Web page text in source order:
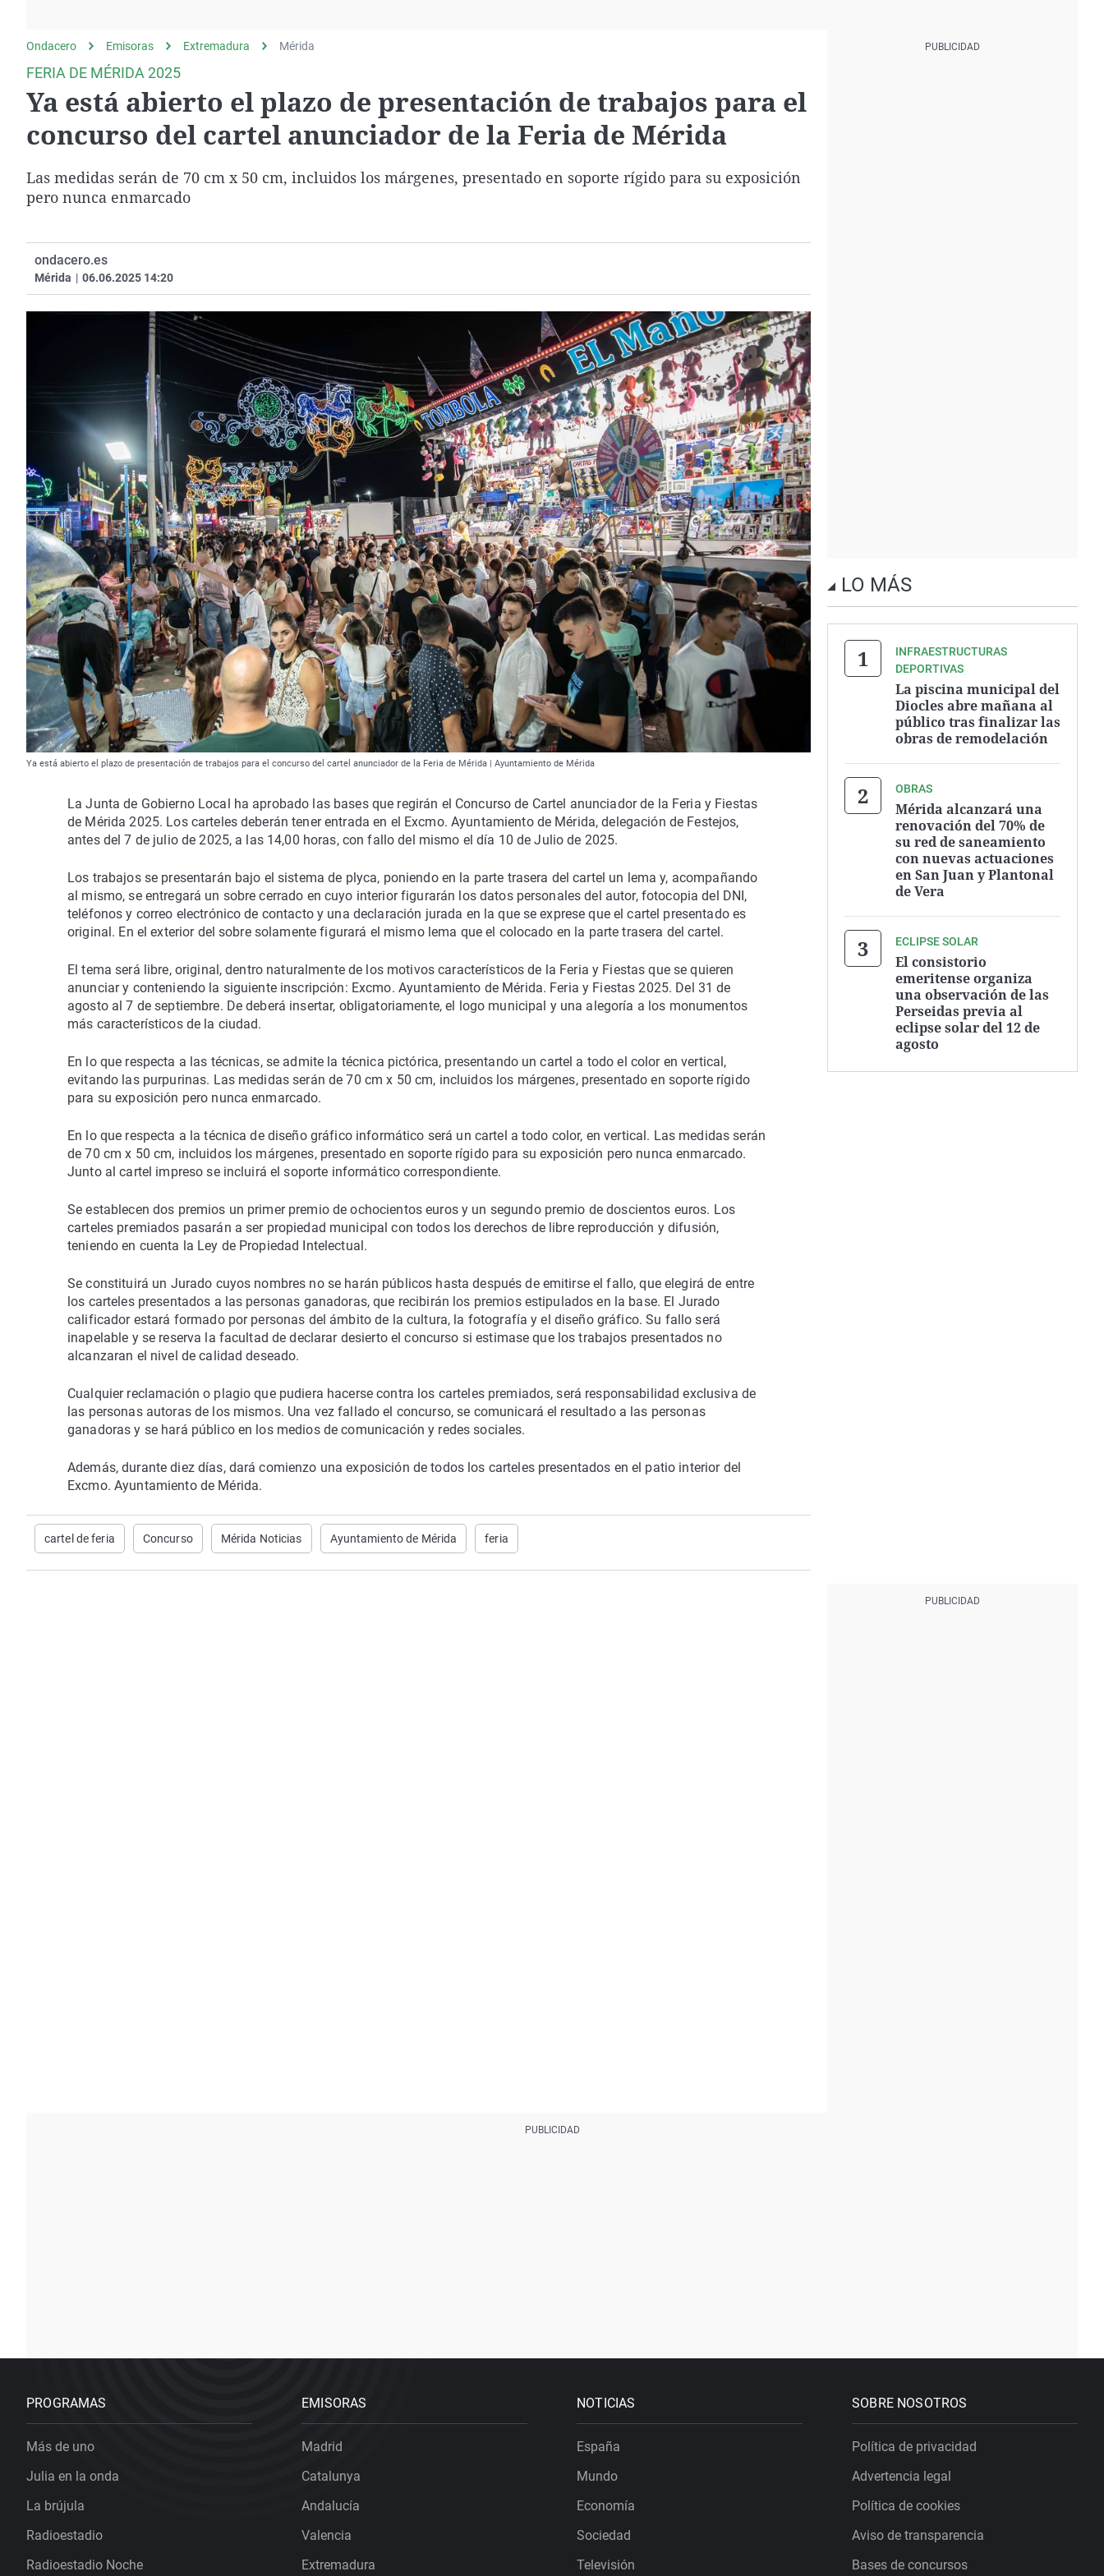
gato
Operación Viuda
Negra
Ondacero Emisoras Extremadura Mérida
FERIA DE MÉRIDA 2025
Ya está abierto el plazo de presentación de trabajos para el
concurso del cartel anunciador de la Feria de Mérida
Las medidas serán de 70 cm x 50 cm, incluidos los márgenes, presentado en soporte rígido para su exposición
pero nunca enmarcado
ondacero.es
Mérida | 06.06.2025 14:20
Ya está abierto el plazo de presentación de trabajos para el concurso del cartel anunciador de la Feria de Mérida | Ayuntamiento de Mérida
La Junta de Gobierno Local ha aprobado las bases que regirán el Concurso de Cartel anunciador de la Feria y Fiestas
de Mérida 2025. Los carteles deberán tener entrada en el Excmo. Ayuntamiento de Mérida, delegación de Festejos,
antes del 7 de julio de 2025, a las 14,00 horas, con fallo del mismo el día 10 de Julio de 2025.
Los trabajos se presentarán bajo el sistema de plyca, poniendo en la parte trasera del cartel un lema y, acompañando
al mismo, se entregará un sobre cerrado en cuyo interior figurarán los datos personales del autor, fotocopia del DNI,
teléfonos y correo electrónico de contacto y una declaración jurada en la que se exprese que el cartel presentado es
original. En el exterior del sobre solamente figurará el mismo lema que el colocado en la parte trasera del cartel.
El tema será libre, original, dentro naturalmente de los motivos característicos de la Feria y Fiestas que se quieren
anunciar y conteniendo la siguiente inscripción: Excmo. Ayuntamiento de Mérida. Feria y Fiestas 2025. Del 31 de
agosto al 7 de septiembre. De deberá insertar, obligatoriamente, el logo municipal y una alegoría a los monumentos
más característicos de la ciudad.
En lo que respecta a las técnicas, se admite la técnica pictórica, presentando un cartel a todo el color en vertical,
evitando las purpurinas. Las medidas serán de 70 cm x 50 cm, incluidos los márgenes, presentado en soporte rígido
para su exposición pero nunca enmarcado.
En lo que respecta a la técnica de diseño gráfico informático será un cartel a todo color, en vertical. Las medidas serán
de 70 cm x 50 cm, incluidos los márgenes, presentado en soporte rígido para su exposición pero nunca enmarcado.
Junto al cartel impreso se incluirá el soporte informático correspondiente.
Se establecen dos premios un primer premio de ochocientos euros y un segundo premio de doscientos euros. Los
carteles premiados pasarán a ser propiedad municipal con todos los derechos de libre reproducción y difusión,
teniendo en cuenta la Ley de Propiedad Intelectual.
Se constituirá un Jurado cuyos nombres no se harán públicos hasta después de emitirse el fallo, que elegirá de entre
los carteles presentados a las personas ganadoras, que recibirán los premios estipulados en la base. El Jurado
calificador estará formado por personas del ámbito de la cultura, la fotografía y el diseño gráfico. Su fallo será
inapelable y se reserva la facultad de declarar desierto el concurso si estimase que los trabajos presentados no
alcanzaran el nivel de calidad deseado.
Cualquier reclamación o plagio que pudiera hacerse contra los carteles premiados, será responsabilidad exclusiva de
las personas autoras de los mismos. Una vez fallado el concurso, se comunicará el resultado a las personas
ganadoras y se hará público en los medios de comunicación y redes sociales.
Además, durante diez días, dará comienzo una exposición de todos los carteles presentados en el patio interior del
Excmo. Ayuntamiento de Mérida.
cartel de feria Concurso Mérida Noticias Ayuntamiento de Mérida feria
LO MÁS
INFRAESTRUCTURAS
DEPORTIVAS
La piscina municipal del
Diocles abre mañana al
público tras finalizar las
obras de remodelación
OBRAS
Mérida alcanzará una
renovación del 70% de
su red de saneamiento
con nuevas actuaciones
en San Juan y Plantonal
de Vera
ECLIPSE SOLAR
El consistorio
emeritense organiza
una observación de las
Perseidas previa al
eclipse solar del 12 de
agosto
PROGRAMAS
Más de uno
Julia en la onda
La brújula
Radioestadio
Radioestadio Noche
EMISORAS
Madrid
Catalunya
Andalucía
Valencia
Extremadura
NOTICIAS
España
Mundo
Economía
Sociedad
Televisión
SOBRE NOSOTROS
Política de privacidad
Advertencia legal
Política de cookies
Aviso de transparencia
Bases de concursos